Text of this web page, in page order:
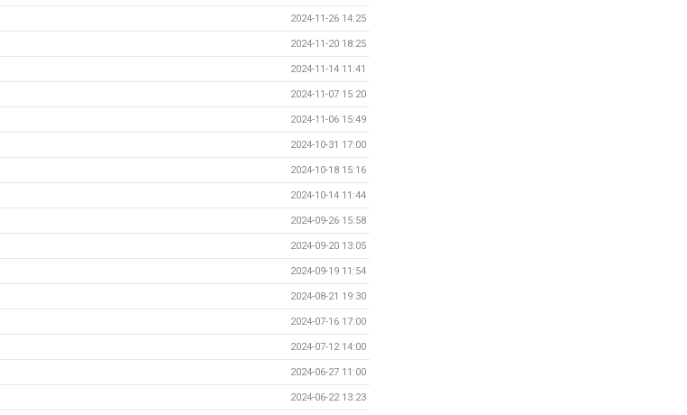
2024-11-26 14:25
2024-11-20 18:25
2024-11-14 11:41
2024-11-07 15:20
2024-11-06 15:49
2024-10-31 17:00
2024-10-18 15:16
2024-10-14 11:44
2024-09-26 15:58
2024-09-20 13:05
2024-09-19 11:54
2024-08-21 19:30
2024-07-16 17:00
2024-07-12 14:00
2024-06-27 11:00
2024-06-22 13:23